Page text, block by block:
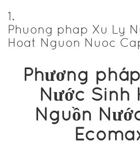
ngành xử lý
nước, cung
cấp các
phápxử lý
nước sinh
hoạt, nguồn
nước cấp
Ecomaxhiệu
1.
Phuong phap Xu Ly
Hoat Nguon Nuoc
Phương
Nước Sinh
Nguồn